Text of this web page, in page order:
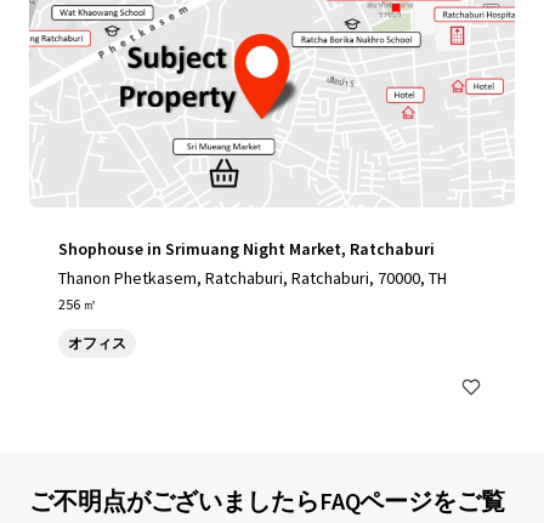
Shophouse in Srimuang Night Market, Ratchaburi
Thanon Phetkasem, Ratchaburi, Ratchaburi, 70000, TH
256 ㎡
オフィス
ご不明点がございましたらFAQページをご覧